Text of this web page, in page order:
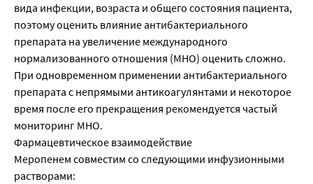
вида инфекции, возраста и общего состояния пациента,
поэтому оценить влияние антибактериального
препарата на увеличение международного
нормализованного отношения (МНО) оценить сложно.
При одновременном применении антибактериального
препарата с непрямыми антикоагулянтами и некоторое
время после его прекращения рекомендуется частый
мониторинг МНО.
Фармацевтическое взаимодействие
Меропенем совместим со следующими инфузионными
растворами: